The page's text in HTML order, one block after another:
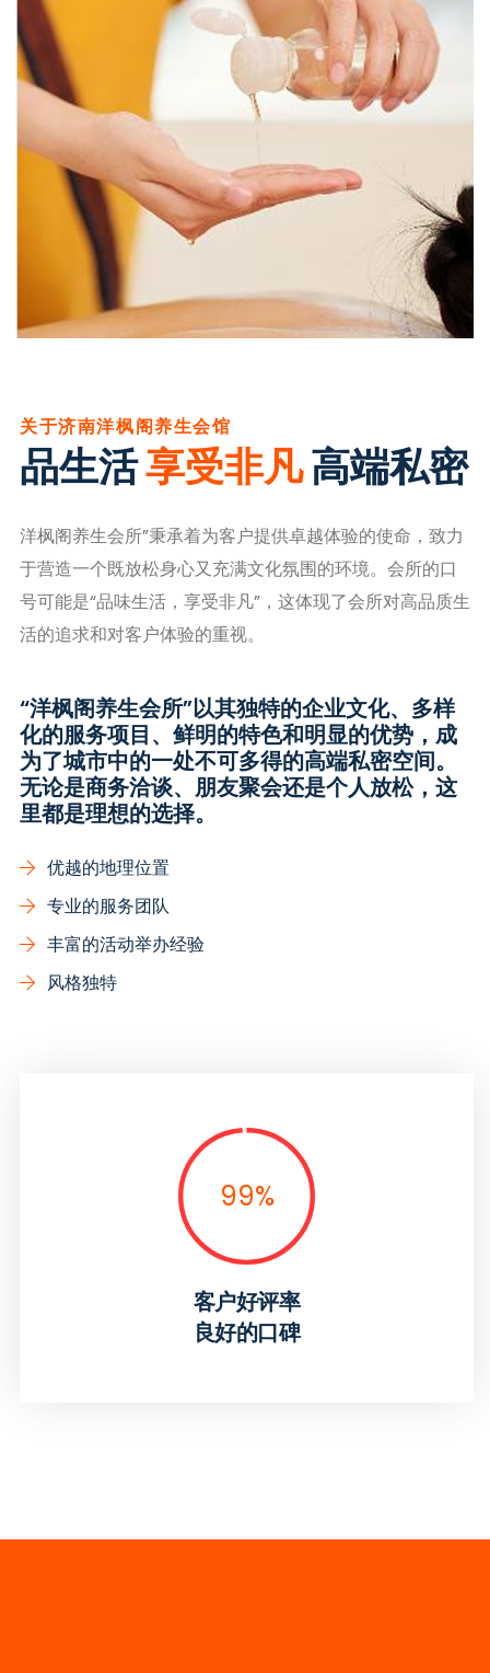
关于济南洋枫阁养生会馆
品生活享受非凡高端私密
洋枫阁养生会所”秉承着为客户提供卓越体验的使命，致力
于营造一个既放松身心又充满文化氛围的环境。会所的口
号可能是“品味生活，享受非凡”，这体现了会所对高品质生
活的追求和对客户体验的重视。
“洋枫阁养生会所”以其独特的企业文化、多样
化的服务项目、鲜明的特色和明显的优势，成
为了城市中的一处不可多得的高端私密空间。
无论是商务洽谈、朋友聚会还是个人放松，这
里都是理想的选择。
优越的地理位置
专业的服务团队
丰富的活动举办经验
风格独特
99%
客户好评率
良好的口碑